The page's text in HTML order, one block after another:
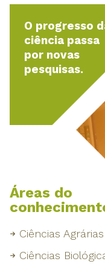
O progresso
ciência passa
por novas
pesquisas.
Áreas do
Ciências Agrárias
Ciências